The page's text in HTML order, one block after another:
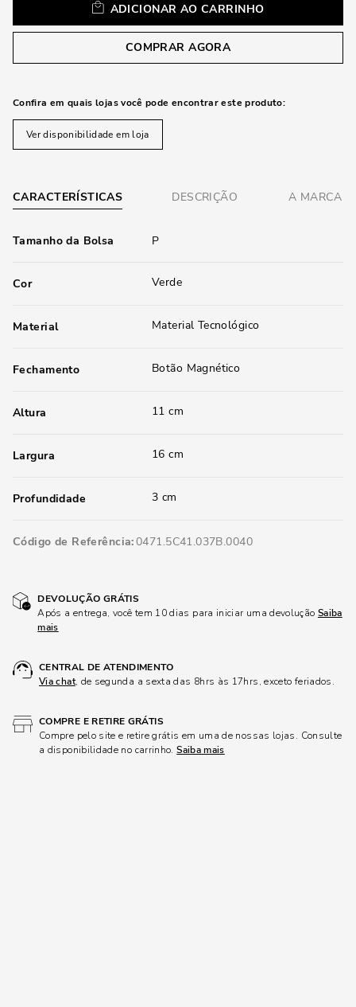
ADICIONAR AO CARRINHO
COMPRAR AGORA
Confira em quais lojas você pode encontrar este produto:
Ver disponibilidade em loja
CARACTERÍSTICAS DESCRIÇÃO A MARCA
Tamanho da Bolsa P
Cor Verde
Material Material Tecnológico
Fechamento Botão Magnético
Altura 11 cm
Largura 16 cm
Profundidade 3 cm
Código de Referência 0471.5C41.037B.0040
DEVOLUÇÃO GRÁTIS
Após a entrega, você tem 10 dias para iniciar uma devolução Saiba
mais
CENTRAL DE ATENDIMENTO
Via chat, de segunda a sexta das 8hrs às 17hrs, exceto feriados.
COMPRE E RETIRE GRÁTIS
Compre pelo site e retire grátis em uma de nossas lojas. Consulte
a disponibilidade no carrinho.Saiba mais